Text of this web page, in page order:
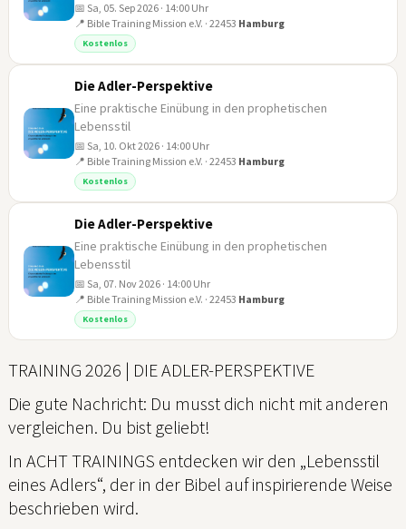
📅 Sa, 05. Sep 2026 · 14:00 Uhr
📍 Bible Training Mission e.V. · 22453 Hamburg
Kostenlos
Die Adler-Perspektive
Eine praktische Einübung in den prophetischen
Lebensstil
📅 Sa, 10. Okt 2026 · 14:00 Uhr
📍 Bible Training Mission e.V. · 22453 Hamburg
Kostenlos
Die Adler-Perspektive
Eine praktische Einübung in den prophetischen
Lebensstil
📅 Sa, 07. Nov 2026 · 14:00 Uhr
📍 Bible Training Mission e.V. · 22453 Hamburg
Kostenlos
TRAINING 2026 | DIE ADLER-PERSPEKTIVE
Die gute Nachricht: Du musst dich nicht mit anderen
vergleichen. Du bist geliebt!
In ACHT TRAININGS entdecken wir den „Lebensstil
eines Adlers“, der in der Bibel auf inspirierende Weise
beschrieben wird.